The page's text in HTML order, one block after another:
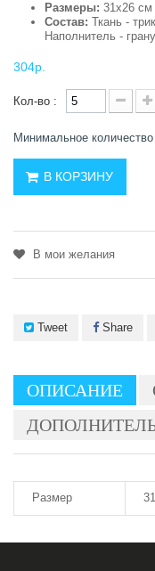
Размеры: 31х26 см
Состав: Ткань -
Наполнитель -
304р.
Кол-во :
Минимальное
В КОРЗИНУ
В мои желания
Tweet Share
ОПИСАНИЕ
Размер